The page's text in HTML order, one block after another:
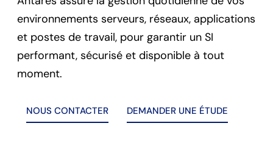
environnements serveurs, réseaux, applications
et postes de travail, pour garantir un SI
performant, sécurisé et disponible à tout
moment.
NOUS CONTACTER DEMANDER UNE ÉTUDE